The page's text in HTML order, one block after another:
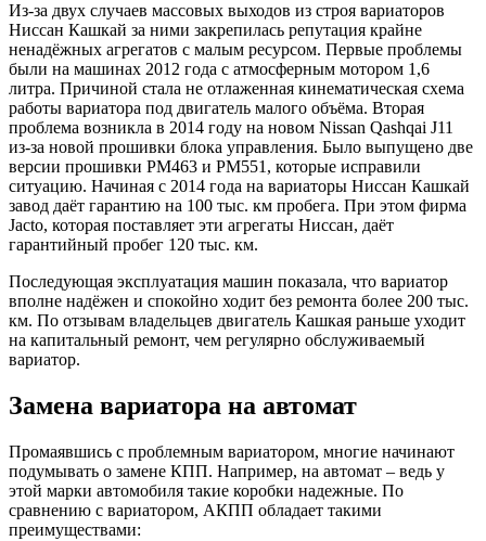
Из-за двух случаев массовых выходов из строя вариаторов
Ниссан Кашкай за ними закрепилась репутация крайне
ненадёжных агрегатов с малым ресурсом. Первые проблемы
были на машинах 2012 года с атмосферным мотором 1,6
литра. Причиной стала не отлаженная кинематическая схема
работы вариатора под двигатель малого объёма. Вторая
проблема возникла в 2014 году на новом Nissan Qashqai J11
из-за новой прошивки блока управления. Было выпущено две
версии прошивки PM463 и PM551, которые исправили
ситуацию. Начиная с 2014 года на вариаторы Ниссан Кашкай
завод даёт гарантию на 100 тыс. км пробега. При этом фирма
Jacto, которая поставляет эти агрегаты Ниссан, даёт
гарантийный пробег 120 тыс. км.
Последующая эксплуатация машин показала, что вариатор
вполне надёжен и спокойно ходит без ремонта более 200 тыс.
км. По отзывам владельцев двигатель Кашкая раньше уходит
на капитальный ремонт, чем регулярно обслуживаемый
вариатор.
Замена вариатора на автомат
Промаявшись с проблемным вариатором, многие начинают
подумывать о замене КПП. Например, на автомат – ведь у
этой марки автомобиля такие коробки надежные. По
сравнению с вариатором, АКПП обладает такими
преимуществами: